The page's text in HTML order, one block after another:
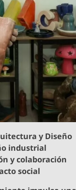
y Diseño
industrial
y colaboración
social